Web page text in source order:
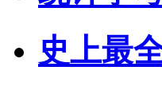
史上最